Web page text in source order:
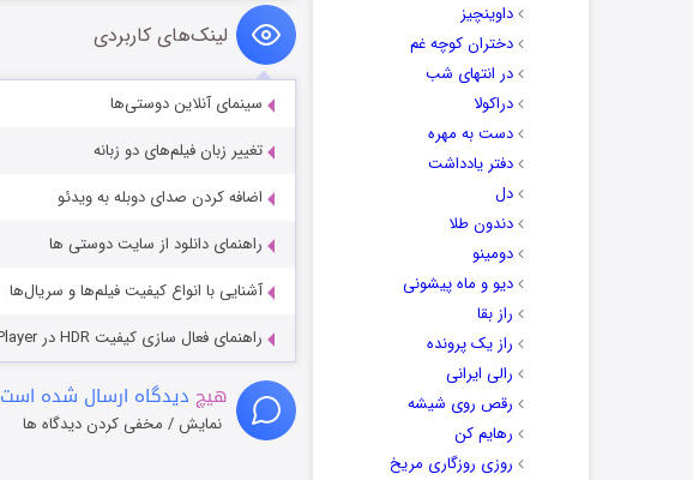
داوینچیز
دختران کوچه غم
در انتهای شب
دراکولا
دست به مهره
دفتر یادداشت
دل
دندون طلا
دومینو
دیو و ماه پیشونی
راز بقا
راز یک پرونده
رالی ایرانی
رقص روی شیشه
رهایم کن
روزی روزگاری مریخ
لینک‌های کاربردی
سینمای آنلاین دوستی‌ها
تغییر زبان فیلم‌های دو زبانه
اضافه کردن صدای دوبله به ویدئو
راهنمای دانلود از سایت دوستی ها
آشنایی با انواع کیفیت فیلم‌ها و سریال‌ها
راهنمای فعال سازی کیفیت HDR در PotPlayer
هیچ دیدگاه ارسال شده است
نمایش / مخفی کردن دیدگاه ها